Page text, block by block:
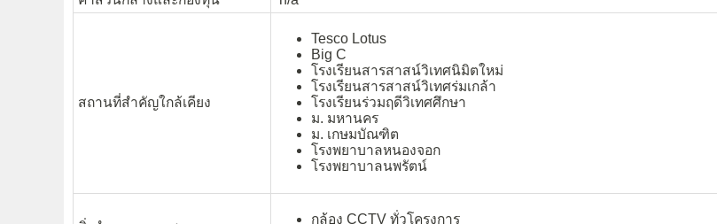
สถานที่สำคัญใกล้เคียง
Tesco Lotus
Big C
โรงเรียนสารสาสน์วิเทศนิมิตใหม่
โรงเรียนสารสาสน์วิเทศร่มเกล้า
โรงเรียนร่วมฤดีวิเทศศึกษา
ม. มหานคร
ม. เกษมบัณฑิต
โรงพยาบาลหนองจอก
โรงพยาบาลนพรัตน์
กล้อง CCTV ทั่วโครงการ